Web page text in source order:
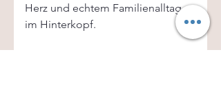
Herz und echtem Familienalltag
im Hinterkopf.